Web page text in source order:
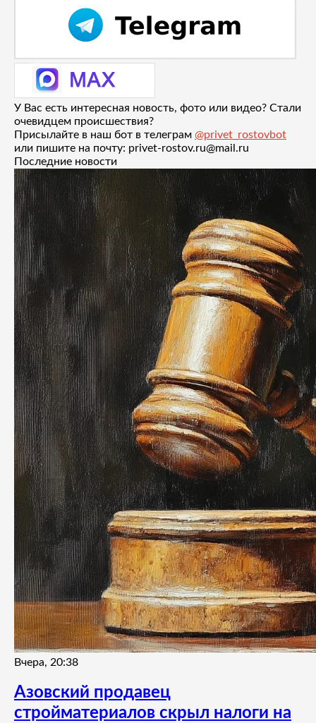
У Вас есть интересная новость, фото или видео? Стали
очевидцем происшествия?
Присылайте в наш бот в телеграм @privet_rostovbot
или пишите на почту: privet-rostov.ru@mail.ru
Последние новости
Вчера, 20:38
Азовский продавец
стройматериалов скрыл налоги на